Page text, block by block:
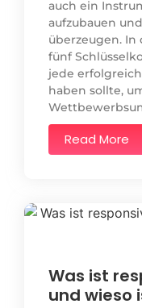
auch ein
aufzubauen
überzeugen.
fünf
jede
haben sollte,
Read More
Was ist
und wieso